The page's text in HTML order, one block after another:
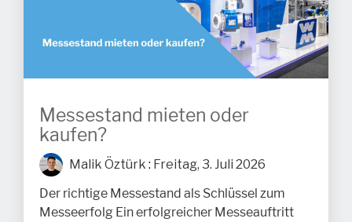
Messestand mieten oder
kaufen?
Malik Öztürk : Freitag, 3. Juli 2026
Der richtige Messestand als Schlüssel zum
Messeerfolg Ein erfolgreicher Messeauftritt